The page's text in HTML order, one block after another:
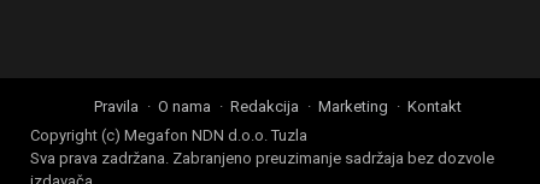
Pravila O nama Redakcija Marketing
Kontakt
Copyright (c) Megafon NDN d.o.o. Tuzla
Sva prava zadržana. Zabranjeno preuzimanje sadržaja bez dozvole